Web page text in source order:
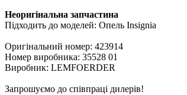
Неоригінальна запчастина
Підходить до моделей: Опель Insignia
Оригінальний номер: 423914
Номер виробника: 35528 01
Виробник: LEMFOERDER
Запрошуємо до співпраці дилерів!